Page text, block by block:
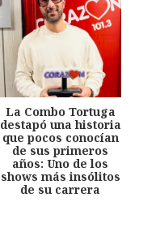
La Combo Tortuga
destapó una historia
que pocos conocían
de sus primeros
años: Uno de los
shows más insólitos
de su carrera